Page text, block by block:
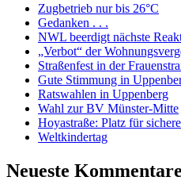
Zugbetrieb nur bis 26°C
Gedanken . . .
NWL beerdigt nächste
„Verbot“ der
Straßenfest in der
Gute Stimmung in
Ratswahlen in Uppenberg
Wahl zur BV Münster-Mitte
Hoyastraße: Platz für
Weltkindertag
Neueste Kommentare